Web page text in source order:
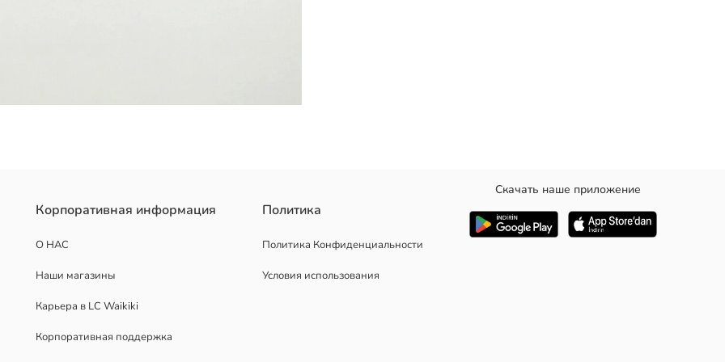
Корпоративная информация
О НАС
Наши магазины
Карьера в LC Waikiki
Корпоративная поддержка
Политика
Политика Конфиденциальности
Условия использования
Скачать наше приложение